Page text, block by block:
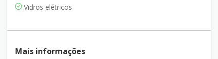
Vidros elétricos
Mais informações